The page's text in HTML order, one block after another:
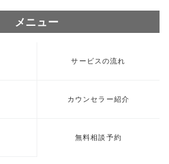
メニュー
サービスの流れ
カウンセラー紹介
無料相談予約